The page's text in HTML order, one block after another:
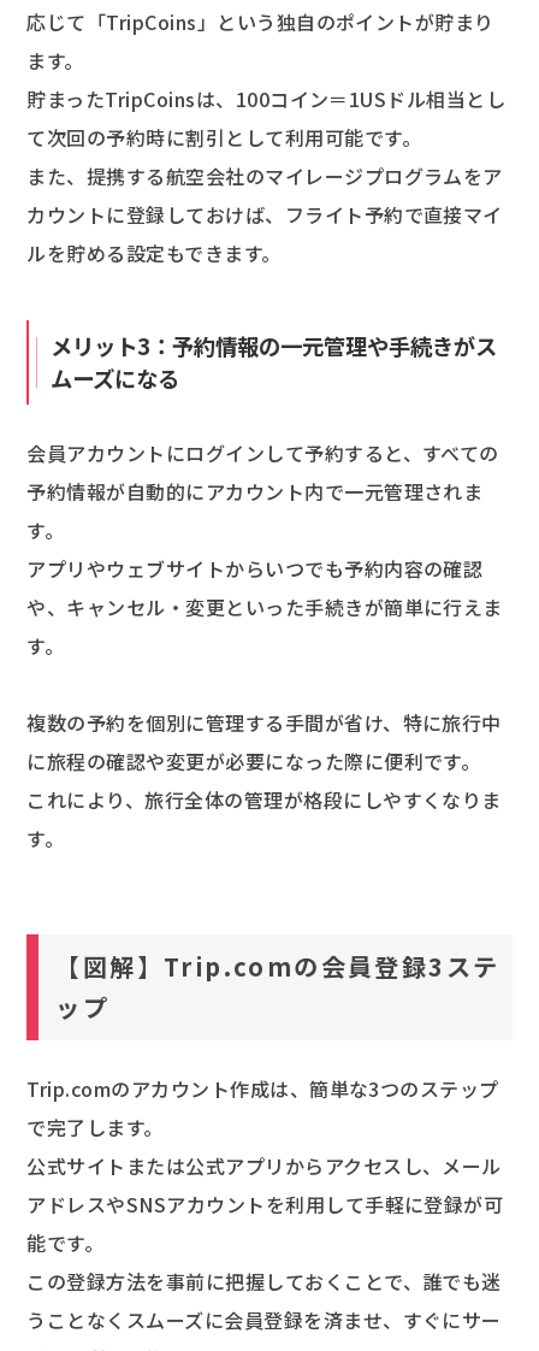
応じて「TripCoins」という独自のポイントが貯まり
ます。
貯まったTripCoinsは、100コイン＝1USドル相当とし
て次回の予約時に割引として利用可能です。
また、提携する航空会社のマイレージプログラムをア
カウントに登録しておけば、フライト予約で直接マイ
ルを貯める設定もできます。
メリット3：予約情報の一元管理や手続きがス
ムーズになる
会員アカウントにログインして予約すると、すべての
予約情報が自動的にアカウント内で一元管理されま
す。
アプリやウェブサイトからいつでも予約内容の確認
や、キャンセル・変更といった手続きが簡単に行えま
す。
複数の予約を個別に管理する手間が省け、特に旅行中
に旅程の確認や変更が必要になった際に便利です。
これにより、旅行全体の管理が格段にしやすくなりま
す。
【図解】Trip.comの会員登録3ステ
ップ
Trip.comのアカウント作成は、簡単な3つのステップ
で完了します。
公式サイトまたは公式アプリからアクセスし、メール
アドレスやSNSアカウントを利用して手軽に登録が可
能です。
この登録方法を事前に把握しておくことで、誰でも迷
うことなくスムーズに会員登録を済ませ、すぐにサー